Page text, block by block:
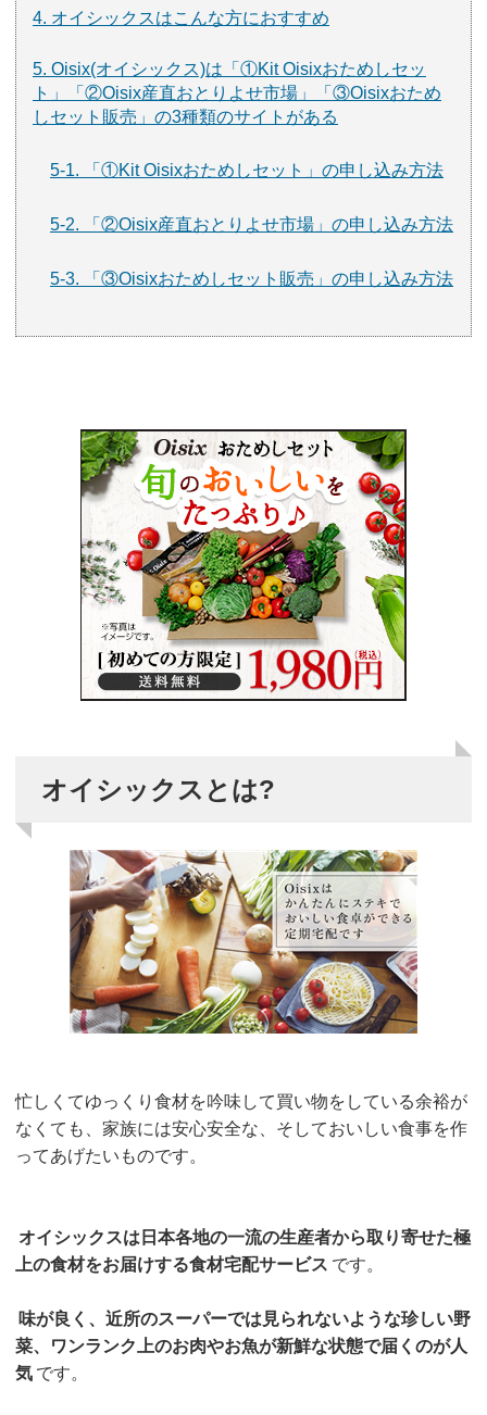
4. オイシックスはこんな方におすすめ
5. Oisix(オイシックス)は「①Kit Oisixおためしセッ
ト」「②Oisix産直おとりよせ市場」「③Oisixおため
しセット販売」の3種類のサイトがある
5-1. 「①Kit Oisixおためしセット」の申し込み方法
5-2. 「②Oisix産直おとりよせ市場」の申し込み方法
5-3. 「③Oisixおためしセット販売」の申し込み方法
オイシックスとは?
忙しくてゆっくり食材を吟味して買い物をしている余裕が
なくても、家族には安心安全な、そしておいしい食事を作
ってあげたいものです。
オイシックスは日本各地の一流の生産者から取り寄せた極
上の食材をお届けする食材宅配サービス です。
味が良く、近所のスーパーでは見られないような珍しい野
菜、ワンランク上のお肉やお魚が新鮮な状態で届くのが人
気 です。